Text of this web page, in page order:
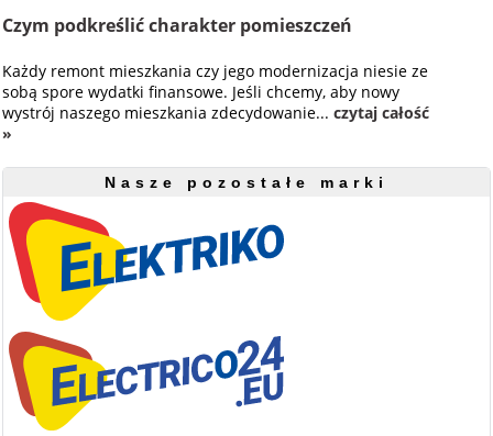
Czym podkreślić charakter pomieszczeń
Każdy remont mieszkania czy jego modernizacja niesie ze
sobą spore wydatki finansowe. Jeśli chcemy, aby nowy
wystrój naszego mieszkania zdecydowanie...czytaj całość
»
Nasze pozostałe marki